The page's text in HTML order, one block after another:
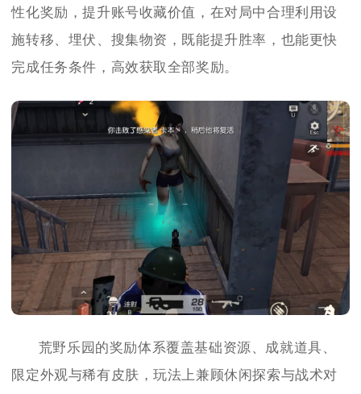
性化奖励，提升账号收藏价值，在对局中合理利用设
施转移、埋伏、搜集物资，既能提升胜率，也能更快
完成任务条件，高效获取全部奖励。
荒野乐园的奖励体系覆盖基础资源、成就道具、
限定外观与稀有皮肤，玩法上兼顾休闲探索与战术对